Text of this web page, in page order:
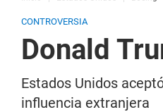
CONTROVERSIA
Donald
Estados Unidos
influencia extranjera